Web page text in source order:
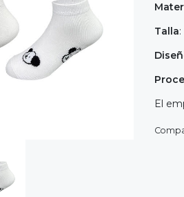
Talla
El